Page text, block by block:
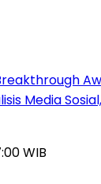
Media
WIB